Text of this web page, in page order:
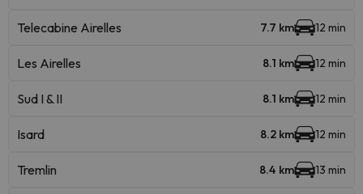
Telecabine Airelles 7.7 km 12 min
Les Airelles 8.1 km 12 min
Sud I & II 8.1 km 12 min
Isard 8.2 km 12 min
Tremlin 8.4 km 13 min